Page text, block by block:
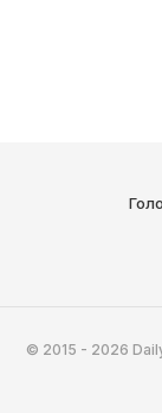
© 2015 - 2026